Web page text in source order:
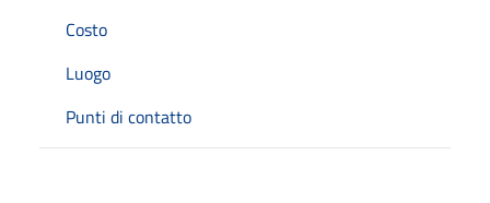
Costo
Luogo
Punti di contatto